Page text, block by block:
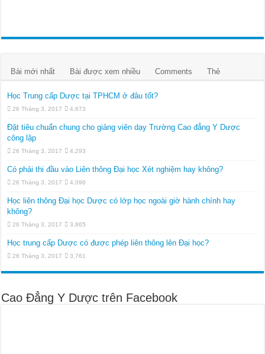
Bài mới nhất Bài được xem nhiều Comments Thẻ
Học Trung cấp Dược tại TPHCM ở đâu tốt?
26 Tháng 3, 2017 4,673
Đặt tiêu chuẩn chung cho giảng viên dạy Trường Cao đẳng Y Dược
công lập
26 Tháng 3, 2017 4,293
Có phải thi đầu vào Liên thông Đại học Xét nghiệm hay không?
26 Tháng 3, 2017 4,096
Học liên thông Đại học Dược có lớp học ngoài giờ hành chính hay
không?
26 Tháng 3, 2017 3,865
Học trung cấp Dược có được phép liên thông lên Đại học?
26 Tháng 3, 2017 3,761
Cao Đẳng Y Dược trên Facebook